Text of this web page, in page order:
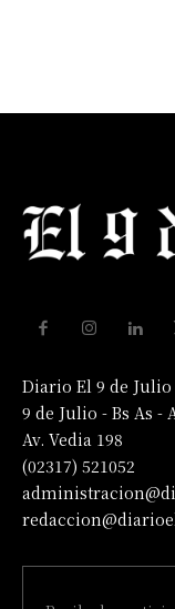
Diario El 9 de Julio
9 de Julio - Bs As -
Av. Vedia 198
(02317) 521052